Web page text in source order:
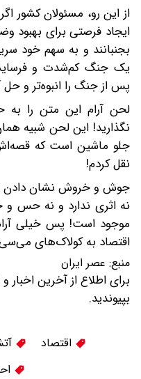
از این رو، مسئولان کشور
ایجاد فرصتی برای بهبود
بجنبانند و به سهم خود
یک جنگ کم‌شدت و
پس از جنگ را انبوه‌تر و حل
لحن آرام این متن را
نگذارید! این لحن شبیه
جلو ماشین است که
نقل کردم!
جوش و خروش نشان دادن
نه اثری ندارد و نه حس
موجود است! پس خیلی
اقتصاد به کولاک‌های
منبع: عصر ایران
برای اطلاع از آخرین اخبار
بپیوندید.
اقتصاد